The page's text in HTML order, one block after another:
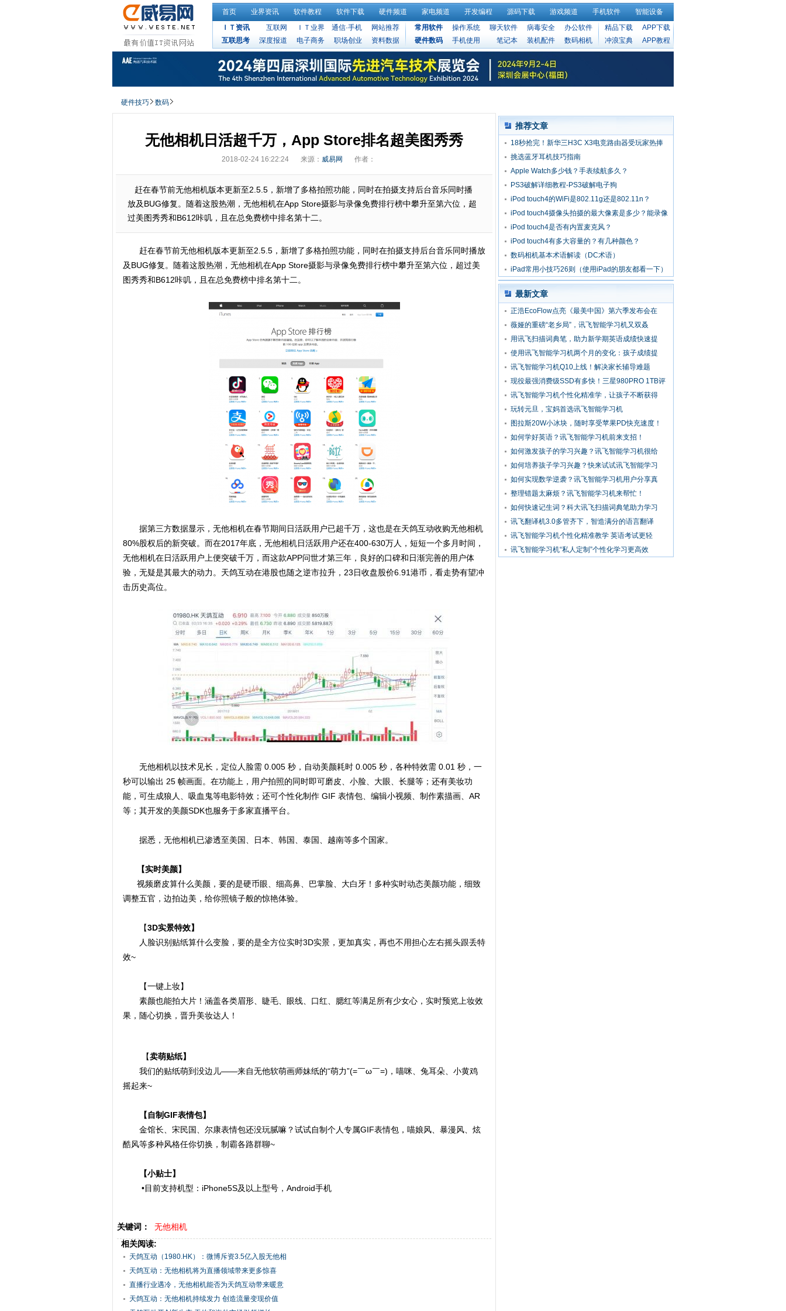
首页 业界资讯 软件教程 软件下载 硬件频道 家电频道 开发编程 源码下载 游戏频道 手机软件
智能设备
ＩＴ资讯
互联网 ＩＴ业界 通信·手机
网站推荐
互联思考
深度报道 电子商务 职场创业 资料数据
常用软件 操作系统 聊天软件 病毒安全
办公软件
硬件数码
手机使用 笔记本 装机配件 数码相机
精品下载
APP下载
冲浪宝典
APP教程
硬件技巧 数码
无他相机日活超千万，App Store排名超美图秀秀
2018-02-24 16:22:24 来源： 威易网 作者：
赶在春节前无他相机版本更新至2.5.5，新增了多格拍照功能，同时在拍摄支持后台音乐同时播
放及BUG修复。随着这股热潮，无他相机在App Store摄影与录像免费排行榜中攀升至第六位，超
过美图秀秀和B612咔叽，且在总免费榜中排名第十二。
赶在春节前无他相机版本更新至2.5.5，新增了多格拍照功能，同时在拍摄支持后台音乐同时播放
及BUG修复。随着这股热潮，无他相机在App Store摄影与录像免费排行榜中攀升至第六位，超过美
图秀秀和B612咔叽，且在总免费榜中排名第十二。
据第三方数据显示，无他相机在春节期间日活跃用户已超千万，这也是在天鸽互动收购无他相机
80%股权后的新突破。而在2017年底，无他相机日活跃用户还在400-630万人，短短一个多月时间，
无他相机在日活跃用户上便突破千万，而这款APP问世才第三年，良好的口碑和日渐完善的用户体
验，无疑是其最大的动力。天鸽互动在港股也随之逆市拉升，23日收盘股价6.91港币，看走势有望冲
击历史高位。
无他相机以技术见长，定位人脸需 0.005 秒，自动美颜耗时 0.005 秒，各种特效需 0.01 秒，一
秒可以输出 25 帧画面。在功能上，用户拍照的同时即可磨皮、小脸、大眼、长腿等；还有美妆功
能，可生成狼人、吸血鬼等电影特效；还可个性化制作 GIF 表情包、编辑小视频、制作素描画、AR
等；其开发的美颜SDK也服务于多家直播平台。
据悉，无他相机已渗透至美国、日本、韩国、泰国、越南等多个国家。
【实时美颜】
视频磨皮算什么美颜，要的是硬币眼、细高鼻、巴掌脸、大白牙！多种实时动态美颜功能，细致
调整五官，边拍边美，给你照镜子般的惊艳体验。
【3D实景特效】
人脸识别贴纸算什么变脸，要的是全方位实时3D实景，更加真实，再也不用担心左右摇头跟丢特
效~
【一键上妆】
素颜也能拍大片！涵盖各类眉形、睫毛、眼线、口红、腮红等满足所有少女心，实时预览上妆效
果，随心切换，晋升美妆达人！
【卖萌贴纸】
我们的贴纸萌到没边儿——来自无他软萌画师妹纸的“萌力”(=￣ω￣=)，喵咪、兔耳朵、小黄鸡
摇起来~
【自制GIF表情包】
金馆长、宋民国、尔康表情包还没玩腻嘛？试试自制个人专属GIF表情包，喵娘风、暴漫风、炫
酷风等多种风格任你切换，制霸各路群聊~
【小贴士】
•目前支持机型：iPhone5S及以上型号，Android手机
关键词：
无他相机
相关阅读:
天鸽互动（1980.HK）：微博斥资3.5亿入股无他相
机
天鸽互动：无他相机将为直播领域带来更多惊喜
直播行业遇冷，无他相机能否为天鸽互动带来暖意
天鸽互动：无他相机持续发力 创造流量变现价值
推荐文章
18秒抢完！新华三H3C X3电竞路由器受玩家热捧
挑选蓝牙耳机技巧指南
Apple Watch多少钱？手表续航多久？
PS3破解详细教程-PS3破解电子狗
iPod touch4的WiFi是802.11g还是802.11n？
iPod touch4摄像头拍摄的最大像素是多少？能录像
吗？
iPod touch4是否有内置麦克风？
iPod touch4有多大容量的？有几种颜色？
数码相机基本术语解读（DC术语）
iPad常用小技巧26则（使用iPad的朋友都看一下）
最新文章
正浩EcoFlow点亮《最美中国》第六季发布会在
薇娅的重磅“老乡局”，讯飞智能学习机又双叒
用讯飞扫描词典笔，助力新学期英语成绩快速提
使用讯飞智能学习机两个月的变化：孩子成绩提
讯飞智能学习机Q10上线！解决家长辅导难题
现役最强消费级SSD有多快！三星980PRO 1TB评
讯飞智能学习机个性化精准学，让孩子不断获得
玩转元旦，宝妈首选讯飞智能学习机
图拉斯20W小冰块，随时享受苹果PD快充速度！
如何学好英语？讯飞智能学习机前来支招！
如何激发孩子的学习兴趣？讯飞智能学习机很给
如何培养孩子学习兴趣？快来试试讯飞智能学习
如何实现数学逆袭？讯飞智能学习机用户分享真
整理错题太麻烦？讯飞智能学习机来帮忙！
如何快速记生词？科大讯飞扫描词典笔助力学习
讯飞翻译机3.0多管齐下，智造满分的语言翻译
讯飞智能学习机个性化精准教学 英语考试更轻
讯飞智能学习机“私人定制”个性化学习更高效